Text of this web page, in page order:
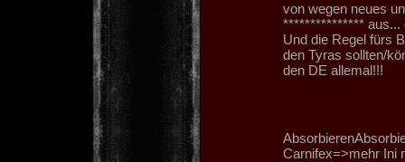
von wegen neues
*************** aus...
Und die Regel fürs
den Tyras sollten/
den DE allemal!!!
Carnifex=>mehr Ini